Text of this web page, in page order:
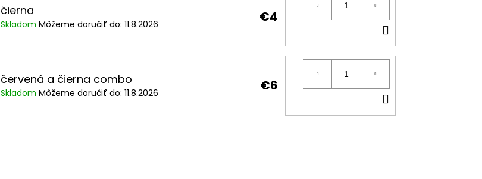
čierna
Skladom Môžeme doručiť do: 11.8.2026 €4
KOŠÍKA
červená a čierna combo
Skladom Môžeme doručiť do: 11.8.2026 €6
KOŠÍKA